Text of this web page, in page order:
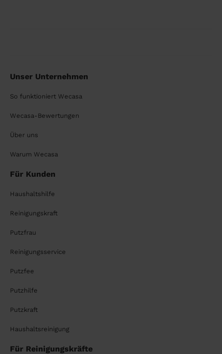
Unser Unternehmen
So funktioniert Wecasa
Wecasa-Bewertungen
Über uns
Warum Wecasa
Für Kunden
Haushaltshilfe
Reinigungskraft
Putzfrau
Reinigungsservice
Putzfee
Putzhilfe
Putzkraft
Haushaltsreinigung
Für Reinigungskräfte